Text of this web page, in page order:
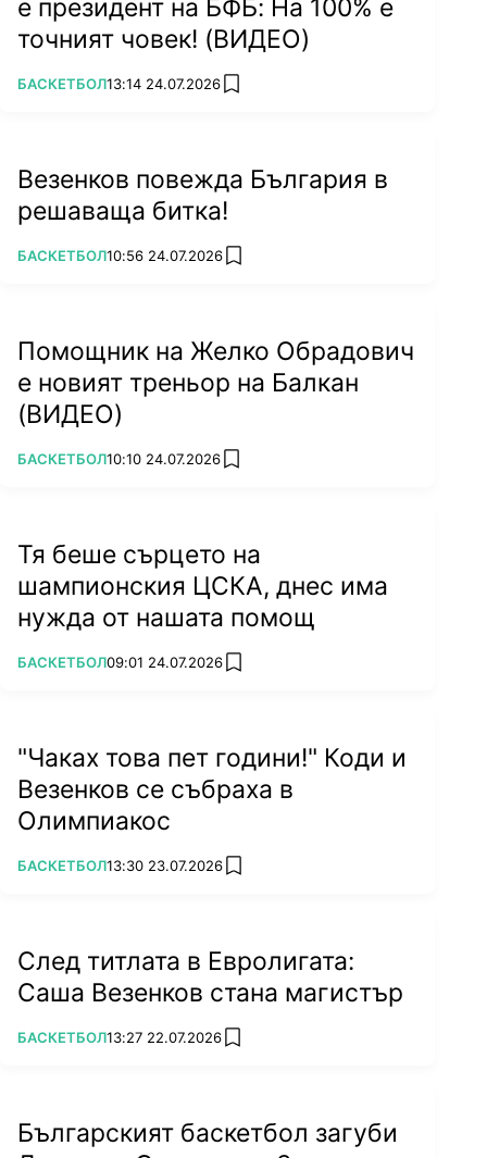
е президент на БФБ: На 100% е
точният човек! (ВИДЕО)
ПОВЕЧЕ ОТ
БАСКЕТБОЛ13:14 24.07.2026 add favorites
Везенков повежда България в
решаваща битка!
ПОВЕЧЕ ОТ
БАСКЕТБОЛ10:56 24.07.2026 add favorites
Помощник на Желко Обрадович
е новият треньор на Балкан
(ВИДЕО)
ПОВЕЧЕ ОТ
БАСКЕТБОЛ10:10 24.07.2026 add favorites
Тя беше сърцето на
шампионския ЦСКА, днес има
нужда от нашата помощ
ПОВЕЧЕ ОТ
БАСКЕТБОЛ09:01 24.07.2026 add favorites
"Чаках това пет години!" Коди и
Везенков се събраха в
Олимпиакос
ПОВЕЧЕ ОТ
БАСКЕТБОЛ13:30 23.07.2026 add favorites
След титлата в Евролигата:
Саша Везенков стана магистър
ПОВЕЧЕ ОТ
БАСКЕТБОЛ13:27 22.07.2026 add favorites
Българският баскетбол загуби